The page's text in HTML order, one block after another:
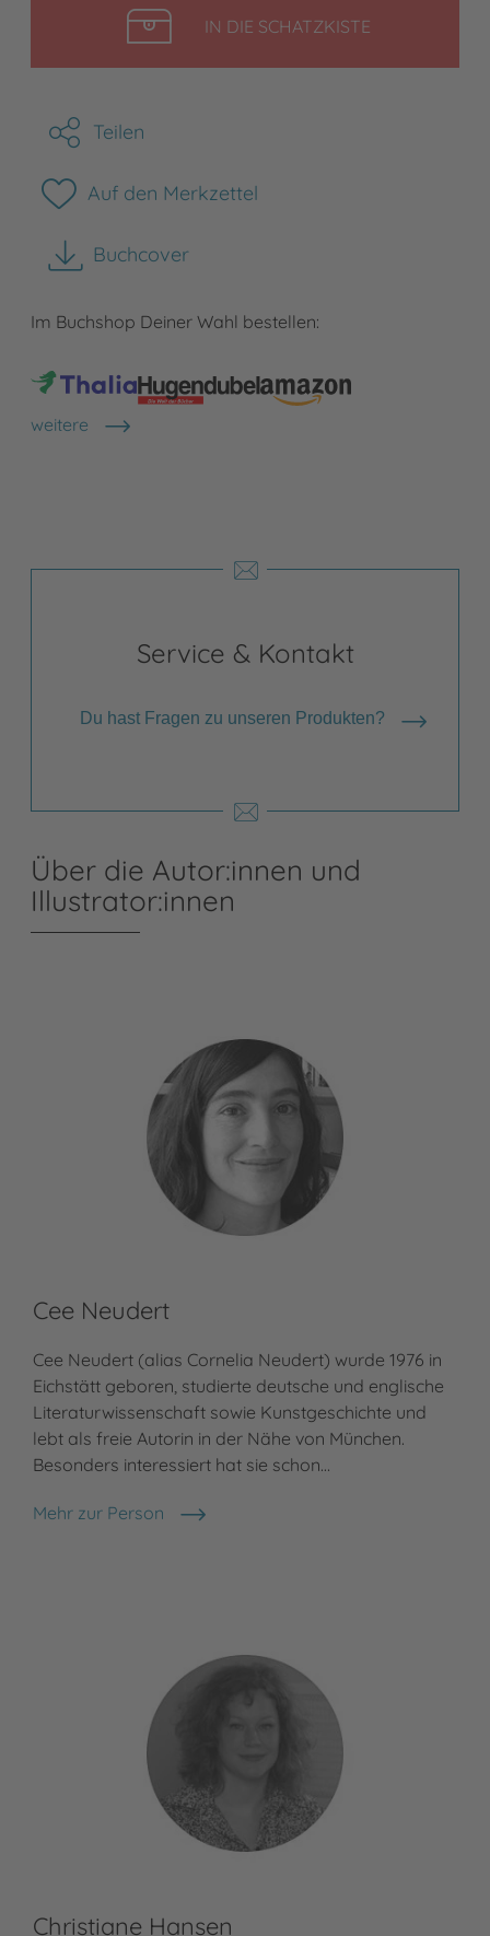
IN DIE SCHATZKISTELEGEN
Teilen
Auf den Merkzettel
Buchcover
herunterladen
Im Buchshop Deiner Wahl bestellen:
weitere
Shops anzeigen
Service & Kontakt
Du hast Fragen zu unseren Produkten?
Über die Autor:innen und
Illustrator:innen
Cee Neudert
Cee Neudert (alias Cornelia Neudert) wurde 1976 in
Eichstätt geboren, studierte deutsche und englische
Literaturwissenschaft sowie Kunstgeschichte und
lebt als freie Autorin in der Nähe von München.
Besonders interessiert hat sie schon…
Mehr zur Person
Cee Neudert
Christiane Hansen